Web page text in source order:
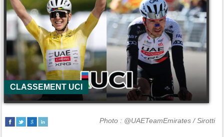
CLASSEMENT UCI
Photo : @UAETeamEmirates / Sirotti